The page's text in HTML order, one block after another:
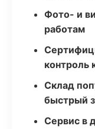
Фото- и
работам
контроль
Склад
быстрый
Сервис в